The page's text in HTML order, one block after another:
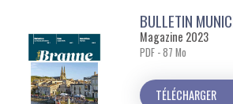
BULLETIN
Magazine 2023
PDF - 87 Mo
TÉLÉCHARGER